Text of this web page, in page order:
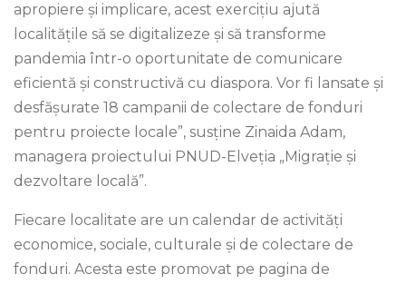
apropiere și implicare, acest exercițiu ajută
localitățile să se digitalizeze și să transforme
pandemia într-o oportunitate de comunicare
eficientă și constructivă cu diaspora. Vor fi lansate și
desfășurate 18 campanii de colectare de fonduri
pentru proiecte locale”, susține Zinaida Adam,
managera proiectului PNUD-Elveția „Migrație și
dezvoltare locală”.
Fiecare localitate are un calendar de activități
economice, sociale, culturale și de colectare de
fonduri. Acesta este promovat pe pagina de